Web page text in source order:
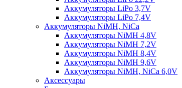
Аккумуляторы LiPo 3,7V
Аккумуляторы LiPo 7,4V
Аккумуляторы NiMH, NiCa
Аккумуляторы NiMH 4,8V
Аккумуляторы NiMH 7,2V
Аккумуляторы NiMH 8,4V
Аккумуляторы NiMH 9,6V
Аккумуляторы NiMH, NiCa 6,0V
Аксессуары